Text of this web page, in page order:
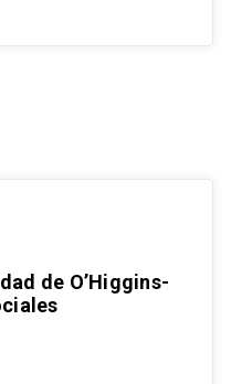
de O’Higgins-